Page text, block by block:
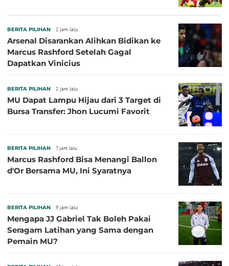
BERITA PILIHAN 2 jam lalu
Arsenal Disarankan Alihkan Bidikan ke
Marcus Rashford Setelah Gagal
Dapatkan Vinicius
BERITA PILIHAN 2 jam lalu
MU Dapat Lampu Hijau dari 3 Target di
Bursa Transfer: Jhon Lucumi Favorit
BERITA PILIHAN 7 jam lalu
Marcus Rashford Bisa Menangi Ballon
d'Or Bersama MU, Ini Syaratnya
BERITA PILIHAN 9 jam lalu
Mengapa JJ Gabriel Tak Boleh Pakai
Seragam Latihan yang Sama dengan
Pemain MU?